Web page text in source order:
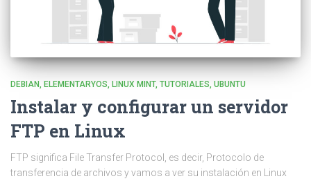
DEBIAN ELEMENTARYOS LINUX MINT TUTORIALES UBUNTU
Instalar y configurar un servidor
FTP en Linux
FTP significa File Transfer Protocol, es decir, Protocolo de
transferencia de archivos y vamos a ver su instalación en Linux